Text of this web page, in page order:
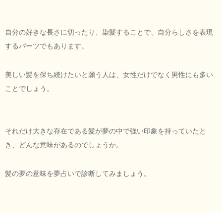
自分の好きな長さに切ったり、染髪することで、自分らしさを表現
するパーツでもあります。
美しい髪を保ち続けたいと願う人は、女性だけでなく男性にも多い
ことでしょう。
それだけ大きな存在である髪が夢の中で強い印象を持っていたと
き、どんな意味があるのでしょうか。
髪の夢の意味を夢占いで診断してみましょう。